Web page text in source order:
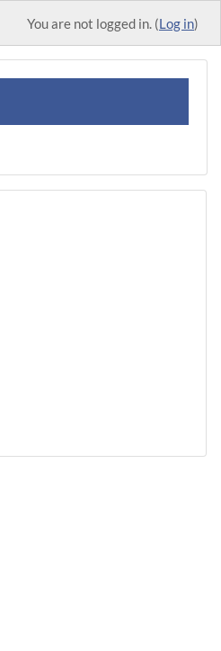
You are not logged in. (Log in)